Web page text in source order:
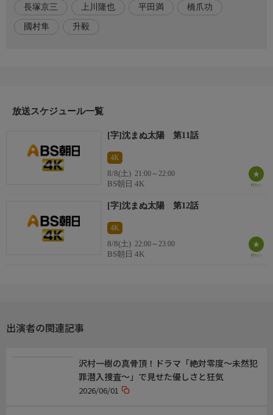
で「誠意が感じられない」と怒りを買う。
出演者
＜番組ホームページはこちら！＞
https://www.bs-asahi.co.jp/shizumanu-taiyo/
WOWOW、角川大映スタジオ
長塚京三 上川隆也 平田満 橋爪功
國村隼 升毅
放送スケジュール一覧
[字]沈まぬ太陽 第11話
4K
8/8(土) 21:00～22:00
BS朝日 4K
[字]沈まぬ太陽 第12話
4K
8/8(土) 22:00～23:00
BS朝日 4K
出演者の関連記事
沢村一樹の真骨頂！ドラマ「絶対零度〜未然犯
罪潜入捜査〜」で見せた優しさと狂気
2026/06/01